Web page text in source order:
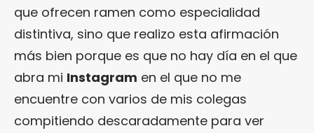
que ofrecen ramen como especialidad
distintiva, sino que realizo esta afirmación
más bien porque es que no hay día en el que
abra mi Instagram en el que no me
encuentre con varios de mis colegas
compitiendo descaradamente para ver